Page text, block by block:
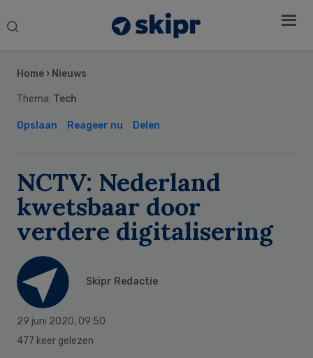
Search
Home › Nieuws
Thema: Tech
Opslaan Reageer nu Delen
NCTV: Nederland
kwetsbaar door
verdere digitalisering
Skipr Redactie
29 juni 2020, 09:50
477 keer gelezen
Sidebar